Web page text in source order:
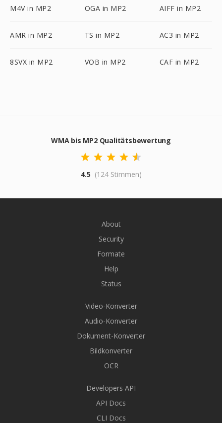
M4V in MP2 OGA in MP2 AIFF in MP2
AMR in MP2 TS in MP2 AC3 in MP2
8SVX in MP2 VOB in MP2 CAF in MP2
WMA bis MP2 Qualitätsbewertung
4.5 (124 Stimmen)
About
Security
Formate
Help
Status
Video-Konverter
Audio-Konverter
Dokument-Konverter
Bildkonverter
OCR
Developers API
API Docs
CLI Docs